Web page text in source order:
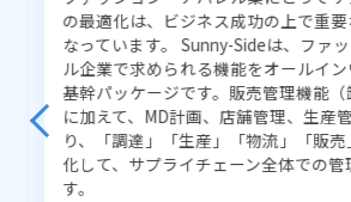
予約業務の効率化
インフラ業務の改
システム運用の改善
販売管理業務の
生産管理業務の改善
倉庫管理業務の
管理業務の効率化
資産運用 アル
の最適化は、ビジネス成功の上で重
なっています。 Sunny-Sideは、ファ
ル企業で求められる機能をオールイ
基幹パッケージです。販売管理機能（
に加えて、MD計画、店舗管理、生産
り、「調達」「生産」「物流」「販
化して、サプライチェーン全体での管
す。